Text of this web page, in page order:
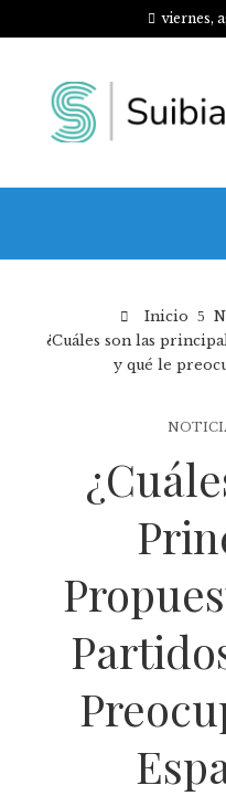
viernes,
Inicio
¿Cuáles son las
y qué le